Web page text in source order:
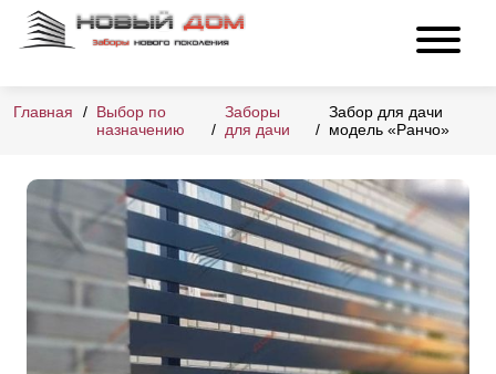
Главная
Выбор по
назначению
Заборы
для дачи
Забор для дачи
модель «Ранчо»